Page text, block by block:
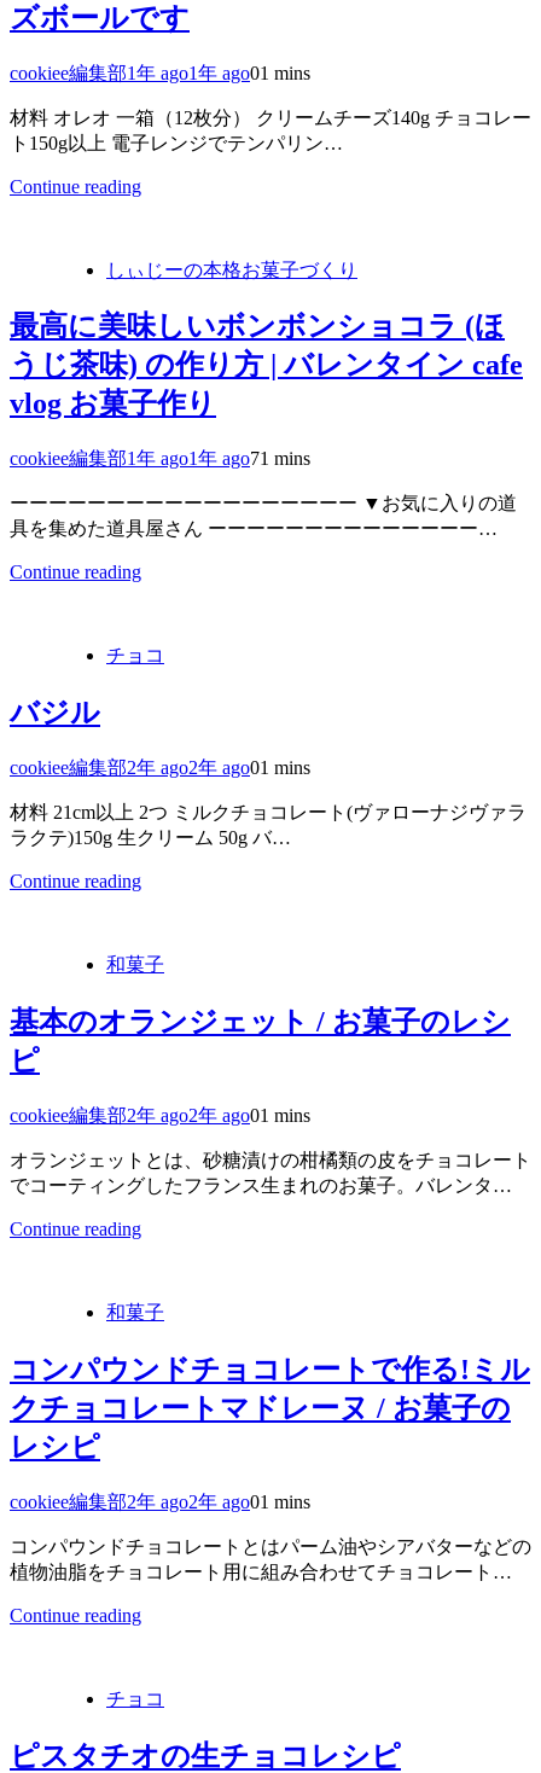
ズボールです
cookiee編集部1年 ago1年 ago01 mins
材料 オレオ 一箱（12枚分） クリームチーズ140g チョコレー
ト150g以上 電子レンジでテンパリン…
Continue reading
しぃじーの本格お菓子づくり
最高に美味しいボンボンショコラ (ほ
うじ茶味) の作り方 | バレンタイン cafe
vlog お菓子作り
cookiee編集部1年 ago1年 ago71 mins
ーーーーーーーーーーーーーーーーーー ▼お気に入りの道
具を集めた道具屋さん ーーーーーーーーーーーーーー…
Continue reading
チョコ
バジル
cookiee編集部2年 ago2年 ago01 mins
材料 21cm以上 2つ ミルクチョコレート(ヴァローナジヴァラ
ラクテ)150g 生クリーム 50g バ…
Continue reading
和菓子
基本のオランジェット / お菓子のレシ
ピ
cookiee編集部2年 ago2年 ago01 mins
オランジェットとは、砂糖漬けの柑橘類の皮をチョコレート
でコーティングしたフランス生まれのお菓子。バレンタ…
Continue reading
和菓子
コンパウンドチョコレートで作る!ミル
クチョコレートマドレーヌ / お菓子の
レシピ
cookiee編集部2年 ago2年 ago01 mins
コンパウンドチョコレートとはパーム油やシアバターなどの
植物油脂をチョコレート用に組み合わせてチョコレート…
Continue reading
チョコ
ピスタチオの生チョコレシピ